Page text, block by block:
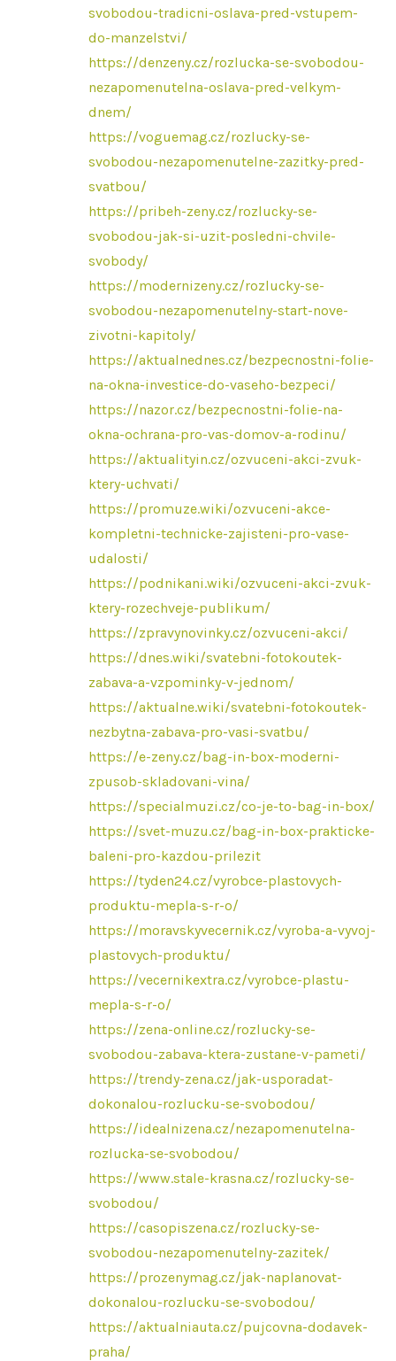
svobodou-tradicni-oslava-pred-vstupem-
do-manzelstvi/
https://denzeny.cz/rozlucka-se-svobodou-
nezapomenutelna-oslava-pred-velkym-
dnem/
https://voguemag.cz/rozlucky-se-
svobodou-nezapomenutelne-zazitky-pred-
svatbou/
https://pribeh-zeny.cz/rozlucky-se-
svobodou-jak-si-uzit-posledni-chvile-
svobody/
https://modernizeny.cz/rozlucky-se-
svobodou-nezapomenutelny-start-nove-
zivotni-kapitoly/
https://aktualnednes.cz/bezpecnostni-folie-
na-okna-investice-do-vaseho-bezpeci/
https://nazor.cz/bezpecnostni-folie-na-
okna-ochrana-pro-vas-domov-a-rodinu/
https://aktualityin.cz/ozvuceni-akci-zvuk-
ktery-uchvati/
https://promuze.wiki/ozvuceni-akce-
kompletni-technicke-zajisteni-pro-vase-
udalosti/
https://podnikani.wiki/ozvuceni-akci-zvuk-
ktery-rozechveje-publikum/
https://zpravynovinky.cz/ozvuceni-akci/
https://dnes.wiki/svatebni-fotokoutek-
zabava-a-vzpominky-v-jednom/
https://aktualne.wiki/svatebni-fotokoutek-
nezbytna-zabava-pro-vasi-svatbu/
https://e-zeny.cz/bag-in-box-moderni-
zpusob-skladovani-vina/
https://specialmuzi.cz/co-je-to-bag-in-box/
https://svet-muzu.cz/bag-in-box-prakticke-
baleni-pro-kazdou-prilezit
https://tyden24.cz/vyrobce-plastovych-
produktu-mepla-s-r-o/
https://moravskyvecernik.cz/vyroba-a-vyvoj-
plastovych-produktu/
https://vecernikextra.cz/vyrobce-plastu-
mepla-s-r-o/
https://zena-online.cz/rozlucky-se-
svobodou-zabava-ktera-zustane-v-pameti/
https://trendy-zena.cz/jak-usporadat-
dokonalou-rozlucku-se-svobodou/
https://idealnizena.cz/nezapomenutelna-
rozlucka-se-svobodou/
https://www.stale-krasna.cz/rozlucky-se-
svobodou/
https://casopiszena.cz/rozlucky-se-
svobodou-nezapomenutelny-zazitek/
https://prozenymag.cz/jak-naplanovat-
dokonalou-rozlucku-se-svobodou/
https://aktualniauta.cz/pujcovna-dodavek-
praha/